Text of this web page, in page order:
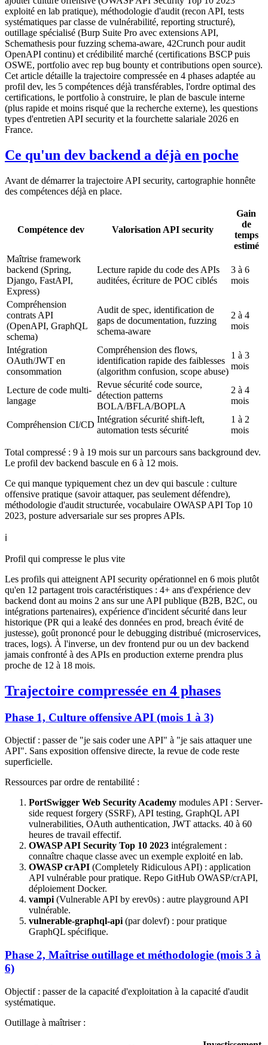
exploité en lab pratique), méthodologie d'audit (recon API, tests
systématiques par classe de vulnérabilité, reporting structuré),
outillage spécialisé (Burp Suite Pro avec extensions API,
Schemathesis pour fuzzing schema-aware, 42Crunch pour audit
OpenAPI continu) et crédibilité marché (certifications BSCP puis
OSWE, portfolio avec rep bug bounty et contributions open source).
Cet article détaille la trajectoire compressée en 4 phases adaptée au
profil dev, les 5 compétences déjà transférables, l'ordre optimal des
certifications, le portfolio à construire, le plan de bascule interne
(plus rapide et moins risqué que la recherche externe), les questions
types d'entretien API security et la fourchette salariale 2026 en
France.
Ce qu'un dev backend a déjà en poche
Avant de démarrer la trajectoire API security, cartographie honnête
des compétences déjà en place.
Compétence dev Valorisation API security
Gain
de
temps
estimé
Maîtrise framework
backend (Spring,
Django, FastAPI,
Express)
Lecture rapide du code des APIs
auditées, écriture de POC ciblés
3 à 6
mois
Compréhension
contrats API
(OpenAPI, GraphQL
schema)
Audit de spec, identification de
gaps de documentation, fuzzing
schema-aware
2 à 4
mois
Intégration
OAuth/JWT en
consommation
Compréhension des flows,
identification rapide des faiblesses
(algorithm confusion, scope abuse)
1 à 3
mois
Lecture de code multi-
langage
Revue sécurité code source,
détection patterns
BOLA/BFLA/BOPLA
2 à 4
mois
Compréhension CI/CD
Intégration sécurité shift-left,
automation tests sécurité
1 à 2
mois
Total compressé : 9 à 19 mois sur un parcours sans background dev.
Le profil dev backend bascule en 6 à 12 mois.
Ce qui manque typiquement chez un dev qui bascule : culture
offensive pratique (savoir attaquer, pas seulement défendre),
méthodologie d'audit structurée, vocabulaire OWASP API Top 10
2023, posture adversariale sur ses propres APIs.
ℹ️
Profil qui compresse le plus vite
Les profils qui atteignent API security opérationnel en 6 mois plutôt
qu'en 12 partagent trois caractéristiques : 4+ ans d'expérience dev
backend dont au moins 2 ans sur une API publique (B2B, B2C, ou
intégrations partenaires), expérience d'incident sécurité dans leur
historique (PR qui a leaké des données en prod, breach évité de
justesse), goût prononcé pour le debugging distribué (microservices,
traces, logs). À l'inverse, un dev frontend pur ou un dev backend
jamais confronté à des APIs en production externe prendra plus
proche de 12 à 18 mois.
Trajectoire compressée en 4 phases
Phase 1, Culture offensive API (mois 1 à 3)
Objectif : passer de "je sais coder une API" à "je sais attaquer une
API". Sans exposition offensive directe, la revue de code reste
superficielle.
Ressources par ordre de rentabilité :
PortSwigger Web Security Academy modules API : Server-
side request forgery (SSRF), API testing, GraphQL API
vulnerabilities, OAuth authentication, JWT attacks. 40 à 60
heures de travail effectif.
OWASP API Security Top 10 2023 intégralement :
connaître chaque classe avec un exemple exploité en lab.
OWASP crAPI (Completely Ridiculous API) : application
API vulnérable pour pratique. Repo GitHub OWASP/crAPI,
déploiement Docker.
vampi (Vulnerable API by erev0s) : autre playground API
vulnérable.
vulnerable-graphql-api (par dolevf) : pour pratique
GraphQL spécifique.
Phase 2, Maîtrise outillage et méthodologie (mois 3 à
6)
Objectif : passer de la capacité d'exploitation à la capacité d'audit
systématique.
Outillage à maîtriser :